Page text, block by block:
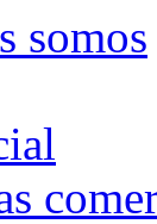
somos